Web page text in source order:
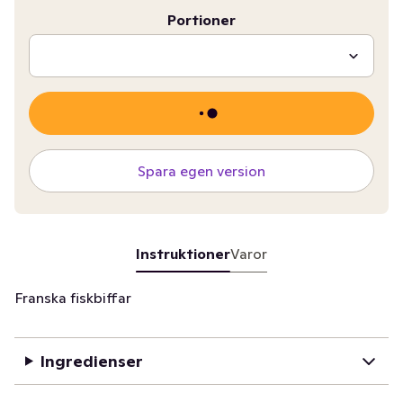
Portioner
Spara egen version
InstruktionerVaror
Franska fiskbiffar
Ingredienser